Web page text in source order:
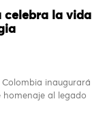
celebra la vida
Colombia inaugurará
homenaje al legado